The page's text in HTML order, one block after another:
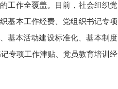
工作全覆盖。目前，社会组织党
基本工作经费、党组织书记专项
基本活动建设标准化、基本制度
专项工作津贴、党员教育培训经